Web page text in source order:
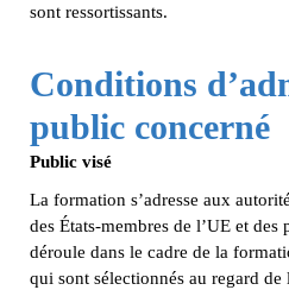
sont ressortissants.
Conditions
public concerné
Public visé
La formation s’adresse aux
des États-membres de l’UE et des
déroule dans le cadre de la
qui sont sélectionnés au regard